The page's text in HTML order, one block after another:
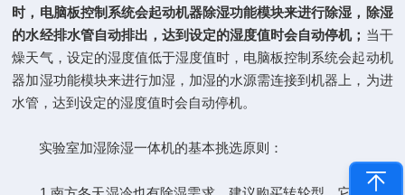
时，电脑板控制系统会起动机器除湿功能模块来进行除湿，除湿
的水经排水管自动排出，达到设定的湿度值时会自动停机； 当干
燥天气，设定的湿度值低于湿度值时，电脑板控制系统会起动机
器加湿功能模块来进行加湿，加湿的水源需连接到机器上，为进
水管，达到设定的湿度值时会自动停机。
实验室加湿除湿一体机的基本挑选原则：